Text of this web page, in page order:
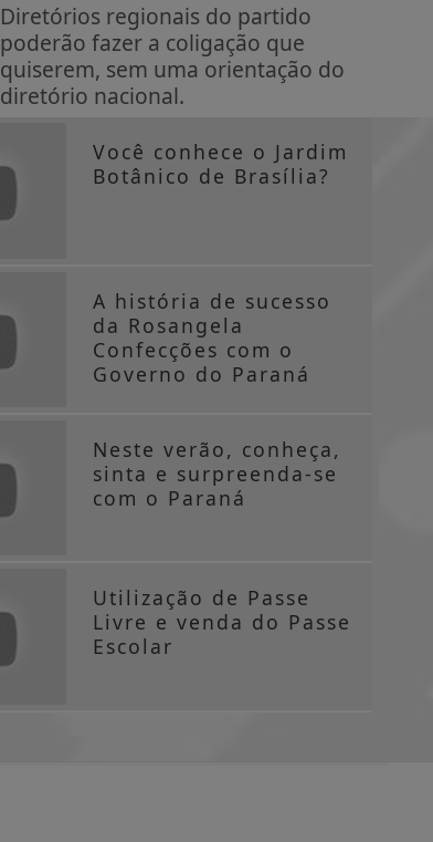
Diretórios regionais do partido
poderão fazer a coligação que
quiserem, sem uma orientação do
diretório nacional.
Você conhece o Jardim
Botânico de Brasília?
A história de sucesso
da Rosangela
Confecções com o
Governo do Paraná
Neste verão, conheça,
sinta e surpreenda-se
com o Paraná
Utilização de Passe
Livre e venda do Passe
Escolar